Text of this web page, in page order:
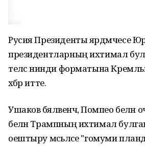
Русия Президенты ярдәмчесе
президентларның ихтимал
теләсә нинди форматына
хәбәр итте.
Ушаков бәяләвенчә, Помпео
белән Трампның ихтимал
оештыру мәсьәләсе "гомуми